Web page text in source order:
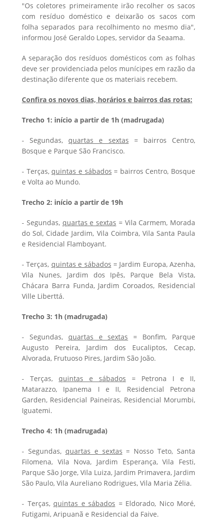
"Os coletores primeiramente irão recolher os sacos
com resíduo doméstico e deixarão os sacos com
folha separados para recolhimento no mesmo dia",
informou José Geraldo Lopes, servidor da Seaama.
A separação dos resíduos domésticos com as folhas
deve ser providenciada pelos munícipes em razão da
destinação diferente que os materiais recebem.
Confira os novos dias, horários e bairros das rotas:
Trecho 1: início a partir de 1h (madrugada)
- Segundas,quartas e sextas = bairros Centro,
Bosque e Parque São Francisco.
- Terças,quintas e sábados = bairros Centro, Bosque
e Volta ao Mundo.
Trecho 2: início a partir de 19h
- Segundas, quartas e sextas = Vila Carmem, Morada
do Sol, Cidade Jardim, Vila Coimbra, Vila Santa Paula
e Residencial Flamboyant.
- Terças, quintas e sábados = Jardim Europa, Azenha,
Vila Nunes, Jardim dos Ipês, Parque Bela Vista,
Chácara Barra Funda, Jardim Coroados, Residencial
Ville Liberttá.
Trecho 3: 1h (madrugada)
- Segundas, quartas e sextas = Bonfim, Parque
Augusto Pereira, Jardim dos Eucaliptos, Cecap,
Alvorada, Frutuoso Pires, Jardim São João.
- Terças, quintas e sábados = Petrona I e II,
Matarazzo, Ipanema I e II, Residencial Petrona
Garden, Residencial Paineiras, Residencial Morumbi,
Iguatemi.
Trecho 4: 1h (madrugada)
- Segundas, quartas e sextas = Nosso Teto, Santa
Filomena, Vila Nova, Jardim Esperança, Vila Festi,
Parque São Jorge, Vila Luiza, Jardim Primavera, Jardim
São Paulo, Vila Aureliano Rodrigues, Vila Maria Zélia.
- Terças, quintas e sábados = Eldorado, Nico Moré,
Futigami, Aripuanã e Residencial da Faive.